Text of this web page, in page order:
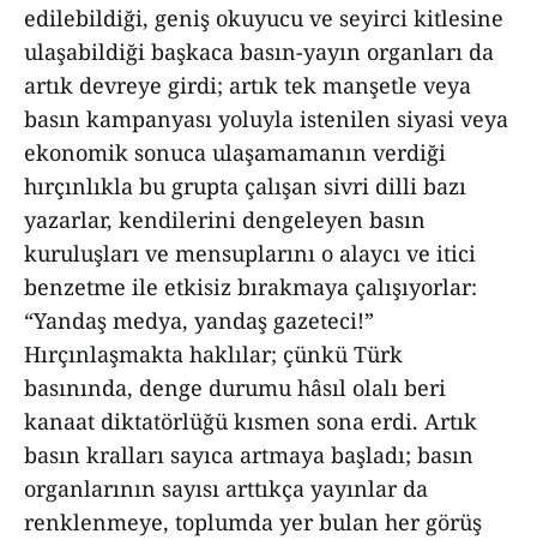
edilebildiği, geniş okuyucu ve seyirci kitlesine
ulaşabildiği başkaca basın-yayın organları da
artık devreye girdi; artık tek manşetle veya
basın kampanyası yoluyla istenilen siyasi veya
ekonomik sonuca ulaşamamanın verdiği
hırçınlıkla bu grupta çalışan sivri dilli bazı
yazarlar, kendilerini dengeleyen basın
kuruluşları ve mensuplarını o alaycı ve itici
benzetme ile etkisiz bırakmaya çalışıyorlar:
“Yandaş medya, yandaş gazeteci!”
Hırçınlaşmakta haklılar; çünkü Türk
basınında, denge durumu hâsıl olalı beri
kanaat diktatörlüğü kısmen sona erdi. Artık
basın kralları sayıca artmaya başladı; basın
organlarının sayısı arttıkça yayınlar da
renklenmeye, toplumda yer bulan her görüş